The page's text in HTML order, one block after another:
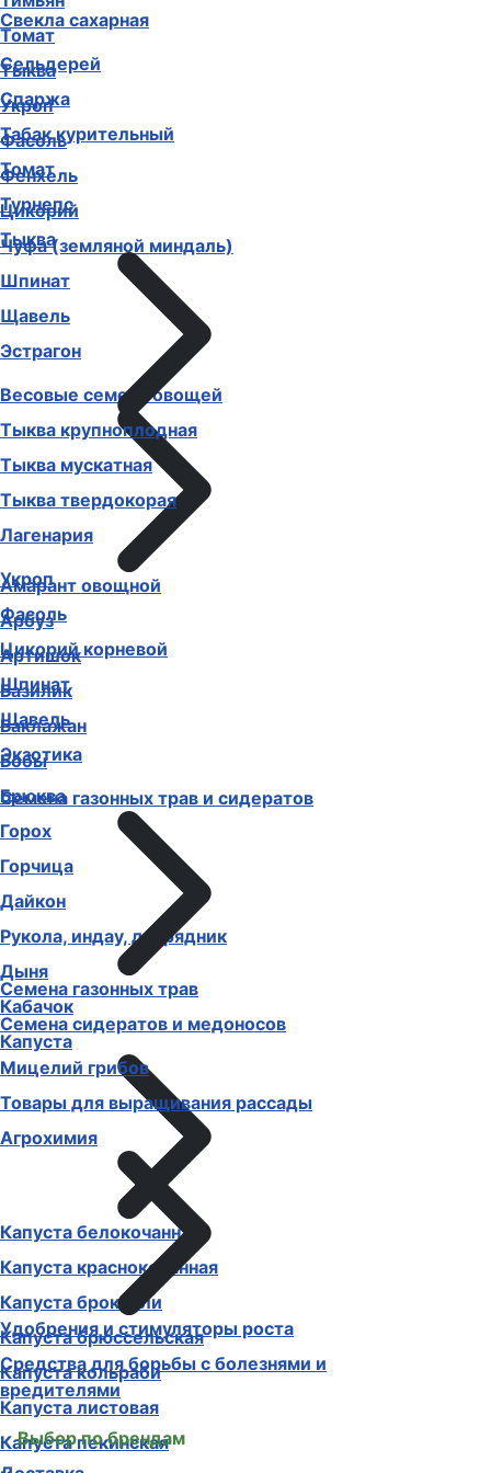
Томат
Тыква
Укроп
Фасоль
Фенхель
Цикорий
Чуфа (земляной миндаль)
Шпинат
Щавель
Эстрагон
Весовые семена овощей
Амарант овощной
Арбуз
Артишок
Базилик
Баклажан
Бобы
Брюква
Горох
Горчица
Дайкон
Рукола, индау, двурядник
Дыня
Кабачок
Капуста
Капуста белокочанная
Капуста краснокочанная
Капуста брокколи
Капуста брюссельская
Капуста кольраби
Капуста листовая
Капуста пекинская
Свекла кормовая
Свекла сахарная
Сельдерей
Спаржа
Табак курительный
Томат
Турнепс
Тыква
Тыква крупноплодная
Тыква мускатная
Тыква твердокорая
Лагенария
Укроп
Фасоль
Цикорий корневой
Шпинат
Щавель
Экзотика
Семена газонных трав и сидератов
Семена газонных трав
Семена сидератов и медоносов
Мицелий грибов
Товары для выращивания рассады
Удобрения и стимуляторы роста
Средства для борьбы с болезнями и
вредителями